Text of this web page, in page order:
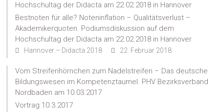
Hochschultag der Didacta am 22.02.2018 in Hannover
Bestnoten für alle? Noteninflation – Qualitätsverlust –
Akademikerquoten. Podiumsdiskussion auf dem
Hochschultag der Didacta am 22.02.2018 in Hannover
Hannover – Didacta 2018 22. Februar 2018
Vom Streifenhörnchen zum Nadelstreifen – Das deutsche
Bildungswesen im Kompetenztaumel. PHV Bezirksverband
Nordbaden am 10.03.2017
Vortrag 10.3.2017